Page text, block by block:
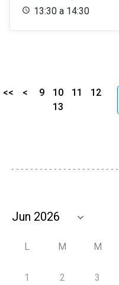
13:30 a 14:30
<< < 9 10 11
12
13
L M M
1 2 3